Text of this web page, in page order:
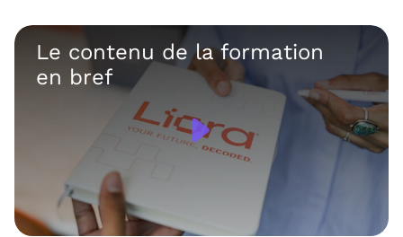
Le contenu de la formation
en bref